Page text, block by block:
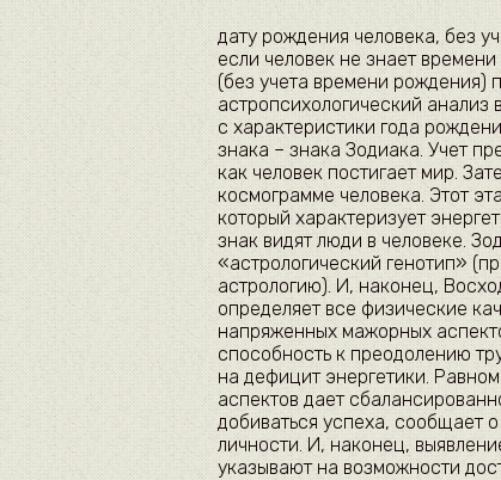
дату рождения человека, без
если человек не знает
(без учета времени рождения)
астропсихологический
с характеристики года
знака – знака Зодиака. Учет
как человек постигает мир.
космограмме человека. Этот
который характеризует
знак видят люди в человеке.
«астрологический генотип»
астрологию). И, наконец,
определяет все физические
напряженных мажорных
способность к преодолению
на дефицит энергетики.
аспектов дает
добиваться успеха, сообщает
личности. И, наконец,
указывают на возможности